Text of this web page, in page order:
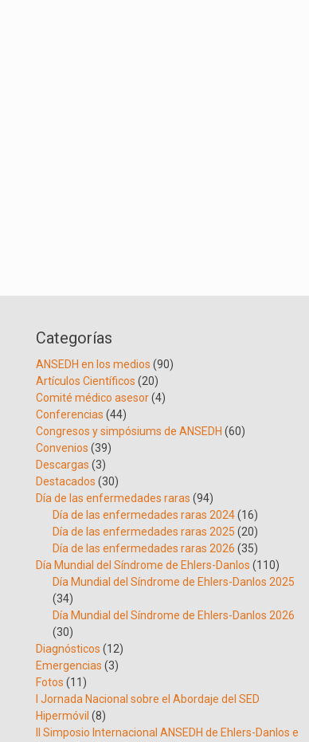
Categorías
ANSEDH en los medios (90)
Artículos Científicos (20)
Comité médico asesor(4)
Conferencias (44)
Congresos y simpósiums de ANSEDH (60)
Convenios (39)
Descargas (3)
Destacados (30)
Día de las enfermedades raras (94)
Día de las enfermedades raras 2024(16)
Día de las enfermedades raras 2025 (20)
Día de las enfermedades raras 2026 (35)
Día Mundial del Síndrome de Ehlers-Danlos (110)
Día Mundial del Síndrome de Ehlers-Danlos 2025
(34)
Día Mundial del Síndrome de Ehlers-Danlos 2026
(30)
Diagnósticos (12)
Emergencias (3)
Fotos (11)
I Jornada Nacional sobre el Abordaje del SED
Hipermóvil (8)
II Simposio Internacional ANSEDH de Ehlers-Danlos e